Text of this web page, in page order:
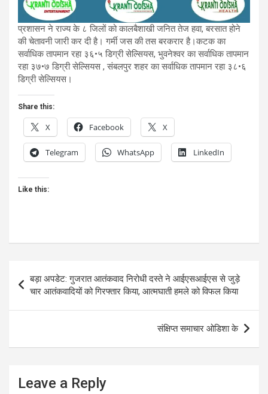
प्रशासन ने राज्य के ८ जिलों को कालबैशाखी जनित तेज हवा, बरसात होने
की चेतावनी जारी कर दी है। गर्मी जस की तस बरकरार है।कटक का
सर्वाधिक तापमान रहा ३६•५ डिग्री सेल्सियस, भुवनेश्वर का सर्वाधिक तापमान
रहा ३७•७ डिग्री सेल्सियस , संबलपुर शहर का सर्वाधिक तापमान रहा ३८•६
डिग्री सेल्सियस।
Share this:
X Facebook X
Telegram WhatsApp LinkedIn
Like this:
navigation
बड़ा अपडेट: गुजरात आतंकवाद निरोधी दस्ते ने आईएसआईएस से जुड़े
चार आतंकवादियों को गिरफ्तार किया, आत्मघाती हमले को विफल किया
संक्षिप्त समाचार ओडिशा के
Leave a Reply